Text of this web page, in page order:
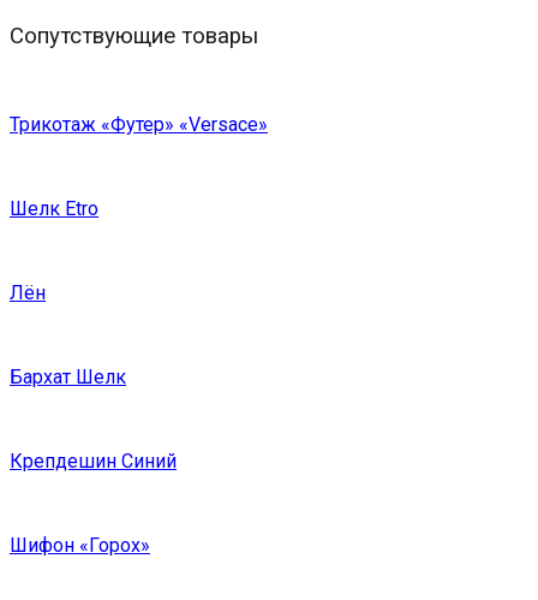
Сопутствующие товары
Трикотаж «Футер» «Versace»
Шелк Etro
Лён
Бархат Шелк
Крепдешин Синий
Шифон «Горох»